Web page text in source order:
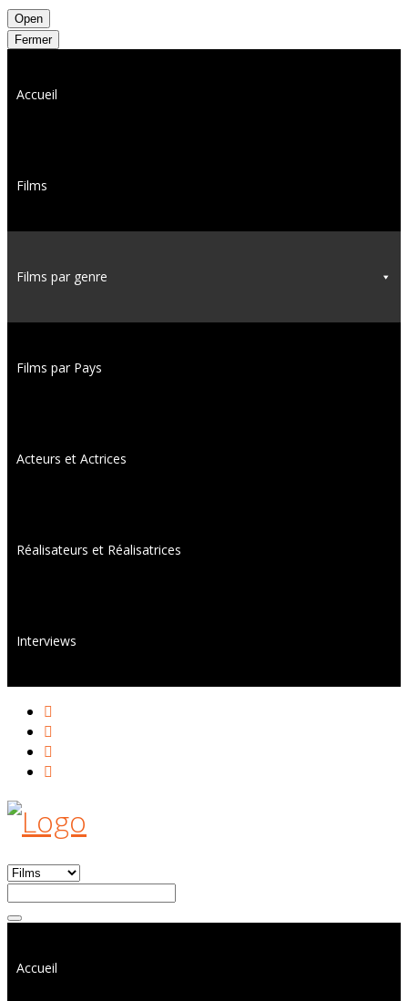
Open
Fermer
Accueil
Films
Films par genre
Films par Pays
Acteurs et Actrices
Réalisateurs et Réalisatrices
Interviews
Accueil